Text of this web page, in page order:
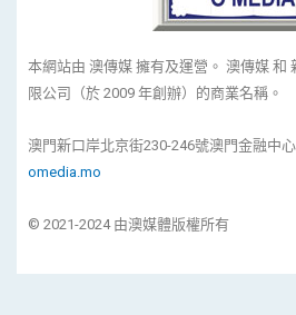
本網站由 澳傳媒 擁有及運營。 澳傳媒 和
限公司（於 2009 年創辦）的商業名稱。
澳門新口岸北京街230-246號澳門金融中
omedia.mo
© 2021-2024 由澳媒體版權所有